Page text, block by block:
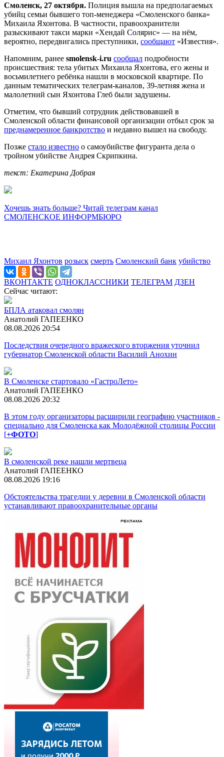
Смоленск, 27 октября. Полиция вышла на предполагаемых
убийц семьи бывшего топ-менеджера «Смоленского банка»
Михаила Яхонтова. В частности, правоохранители
разыскивают такси марки «Хендай Солярис» — на нём,
вероятно, передвигались преступники, сообщают «Известия».
Напомним, ранее smolensk-i.ru сообщал подробности
происшествия: тела убитых Михаила Яхонтова, его жены и
восьмилетнего ребёнка нашли в московской квартире. По
данным тематических телеграм-каналов, 39-летняя жена и
малолетний сын Яхонтова Глеб были задушены.
Отметим, что бывший сотрудник действовавшей в
Смоленской области финансовой организации отбыл срок за
преднамеренное банкротство и недавно вышел на свободу.
Позже стало известно о самоубийстве фигуранта дела о
тройном убийстве Андрея Скрипкина.
текст: Екатерина Добрая
Хочешь знать больше? Читай телеграм канал
СМОЛЕНСКОЕ ИНФОРМБЮРО
Михаил Яхонтов розыск смерть Смоленский банк убийство
ВКОНТАКТЕ ОДНОКЛАССНИКИ ТЕЛЕГРАМ ДЗЕН
Сейчас читают:
БПЛА атаковал смолян
Анатолий ГАПЕЕНКО
08.08.2026 20:54
Последствия очередного вражеского вторжения уточнил
губернатор Смоленской области Василий Анохин
В Смоленске стартовало «ГастроЛето»
Анатолий ГАПЕЕНКО
08.08.2026 20:32
В этом году организаторы расширили географию участников -
специально для Смоленска как Молодёжной столицы России
[+ФОТО]
В смоленской реке нашли мертвеца
Анатолий ГАПЕЕНКО
08.08.2026 19:16
Обстоятельства трагедии у деревни в Смоленской области
устанавливают правоохранительные органы